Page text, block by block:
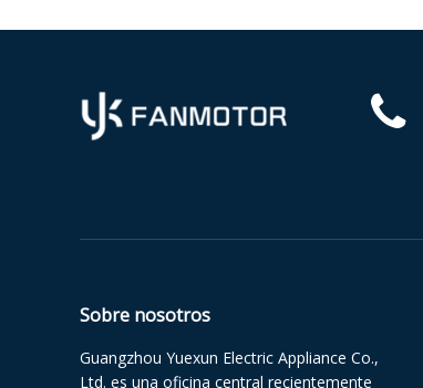
Sobre nosotros
Guangzhou Yuexun Electric Appliance Co.,
Ltd. es una oficina central recientemente